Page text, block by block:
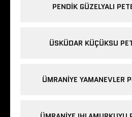
PENDIK GÜZELYALI
ÜSKÜDAR KÜÇÜKSU
ÜMRANIYE YAMANEVLER